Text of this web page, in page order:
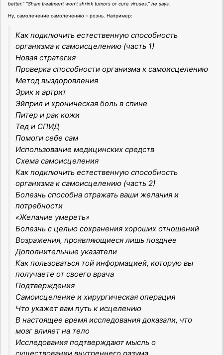
better.” “Sham treatment won’t shrink tumors or cure viruses,” he says.
Ну, самолечение самолечению – рознь. Например:
Как подключить естественную способность
организма к самоисцелению (часть 1)
Новая стратегия
Проверка способности организма к самоисцелению
Метод выздоровления
Эрик и артрит
Эйприл и хроническая боль в спине
Питер и рак кожи
Тед и СПИД
Помоги себе сам
Использование медицинских средств
Схема самоисцеления
Как подключить естественную способность
организма к самоисцелению (часть 2)
Болезнь способна отражать ваши желания и
потребности
«Желание умереть»
Болезнь с целью сохранения хороших отношений
Возражения, проявляющиеся лишь позднее
Дополнительные указатели
Как пользоваться той информацией, которую вы
получаете от своего врача
Подтверждения
Самоисцеление и хирургическая операция
Что укажет вам путь к исцелению
В настоящее время исследования доказали, что
мозг влияет на тело
Исследования подтверждают мысль о
существовании внутреннего разума